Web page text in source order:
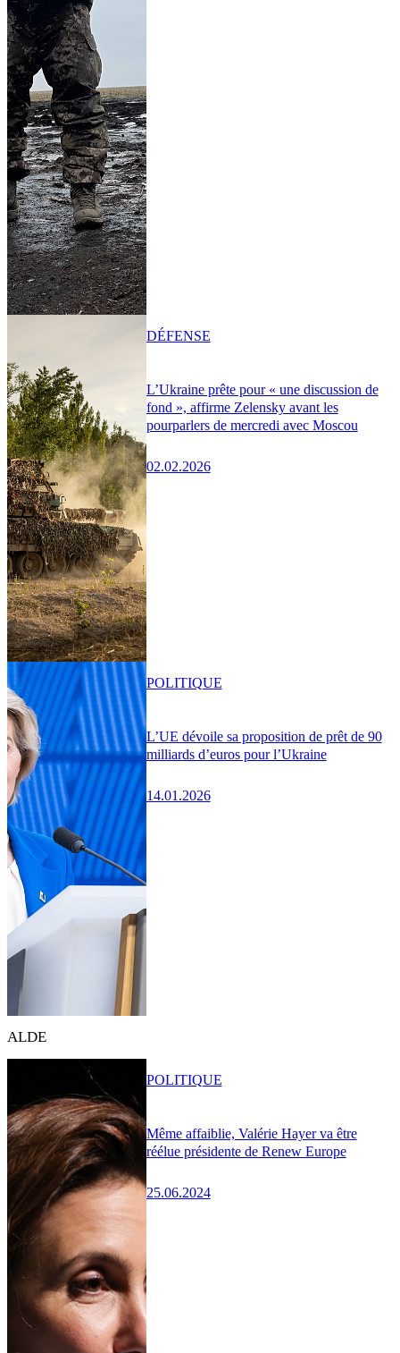
L’Ukraine prête pour « une discussion de
fond », affirme Zelensky avant les
pourparlers de mercredi avec Moscou
02.02.2026
DÉFENSE
L’UE dévoile sa proposition de prêt de 90
milliards d’euros pour l’Ukraine
14.01.2026
POLITIQUE
ALDE
Même affaiblie, Valérie Hayer va être
réélue présidente de Renew Europe
25.06.2024
POLITIQUE